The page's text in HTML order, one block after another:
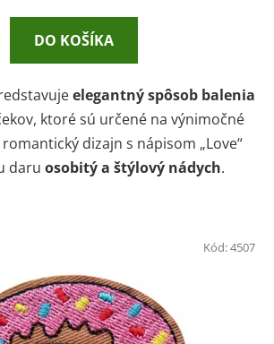
DO KOŠÍKA
elegantný spôsob balenia
ktoré sú určené na výnimočné
dizajn s nápisom „Love“
daru osobitý a štýlový nádych.
Kód:4507